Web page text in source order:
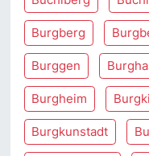
Burgberg
Burggen
Burgheim
Burgkunstadt